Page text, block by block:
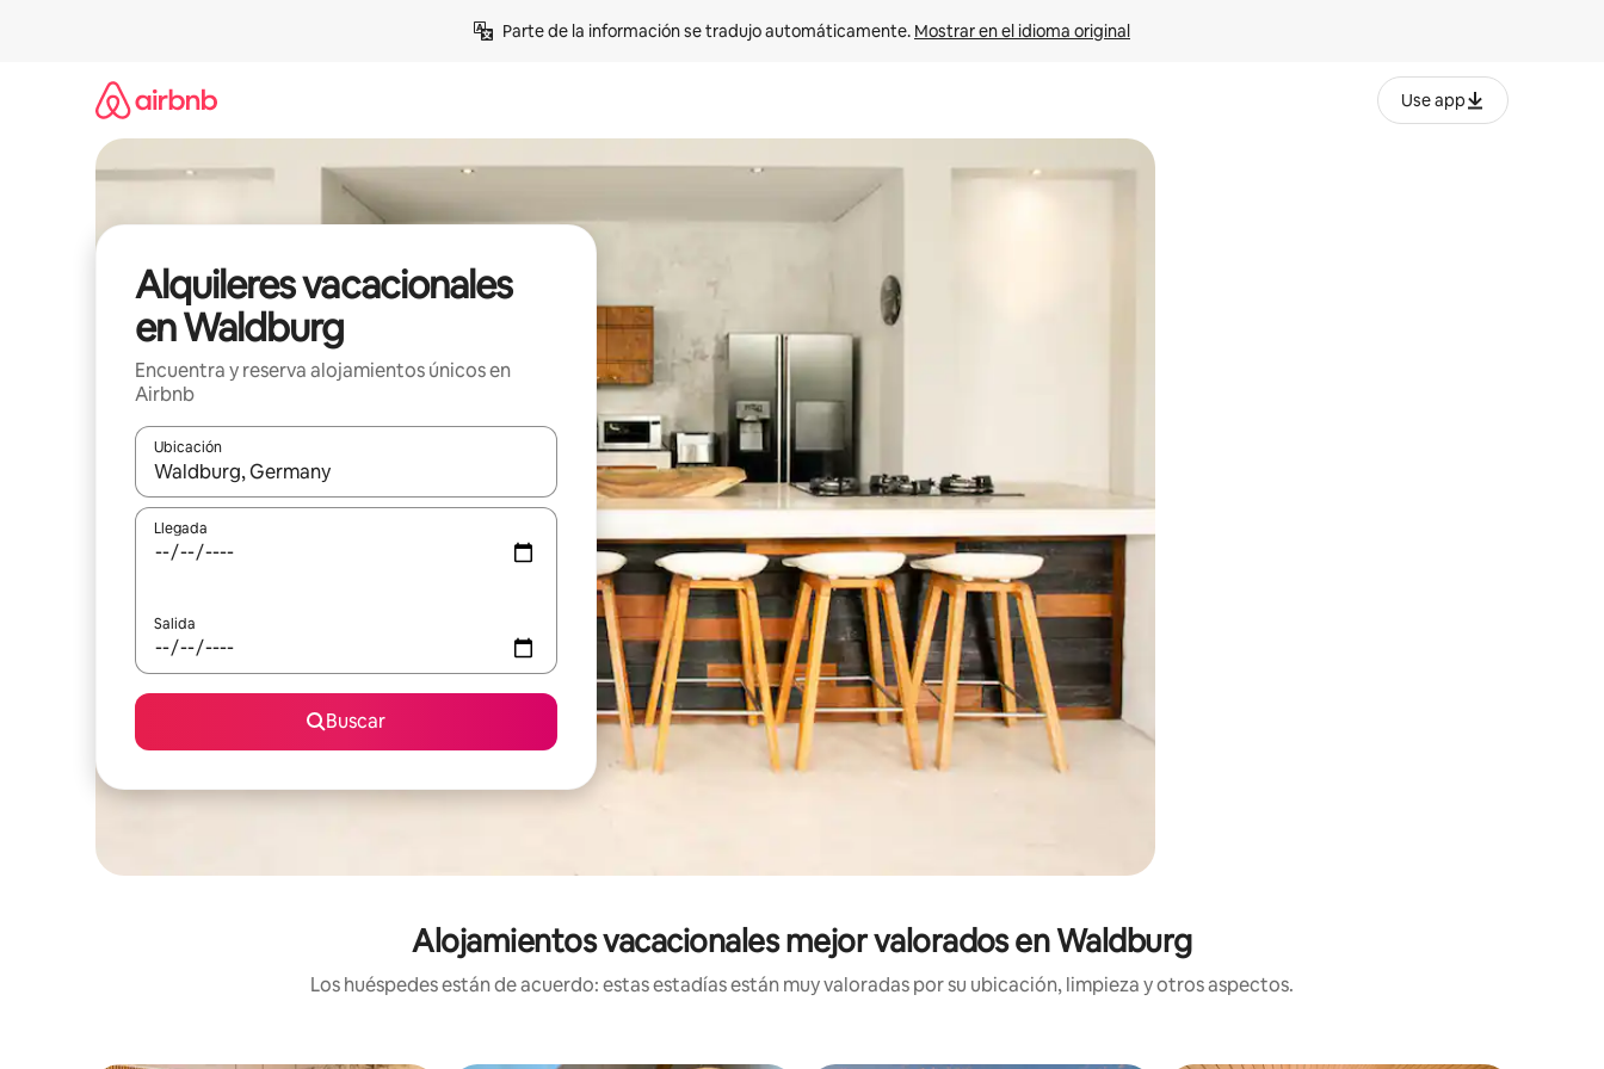
Parte de la información se tradujo automáticamente. Mostrar en el idioma original
Use app
Alquileres vacacionales
en Waldburg
Encuentra y reserva alojamientos únicos en
Airbnb
Ubicación
Cuando los resultados estén disponibles, navega con las teclas de flecha hacia arriba y hacia abajo o explora con el tacto o desliza el dedo.
Llegada
Salida
Buscar
Alojamientos vacacionales mejor valorados en Waldburg
Los huéspedes están de acuerdo: estas estadías están muy valoradas por su ubicación, limpieza y otros aspectos.